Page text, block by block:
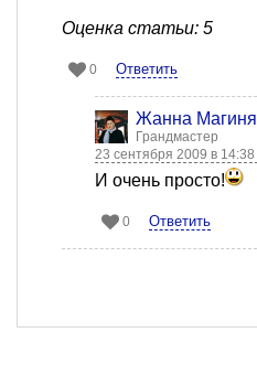
Оценка статьи: 5
0 Ответить
Жанна Магиня
Грандмастер
23 сентября 2009 в 14:38
И очень просто!
0 Ответить